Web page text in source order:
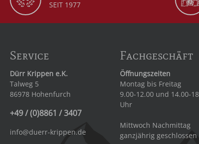
SEIT 1977
Service
Dürr Krippen e.K.
Talweg 5
86978 Hohenfurch
+49 / (0)8861 / 3407
info@duerr-krippen.de
Fachgeschäft
Öffnungszeiten
Montag bis Freitag
9.00-12.00 und 14.00-
Uhr
Mittwoch Nachmittag
ganzjährig geschlossen